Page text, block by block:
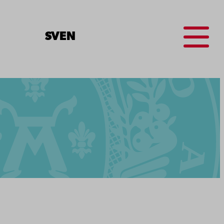
SV EN
Menu